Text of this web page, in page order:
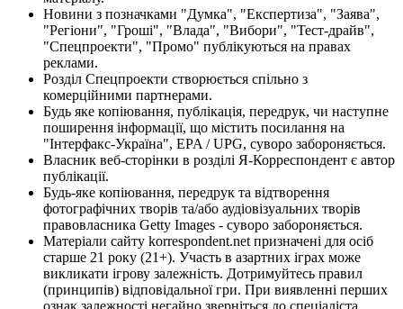
Новини з позначками "Думка", "Експертиза", "Заява",
"Регіони", "Гроші", "Влада", "Вибори", "Тест-драйв",
"Спецпроекти", "Промо" публікуються на правах
реклами.
Розділ Спецпроекти створюється спільно з
комерційними партнерами.
Будь яке копіювання, публікація, передрук, чи наступне
поширення інформації, що містить посилання на
"Інтерфакс-Україна", EPA / UPG, суворо забороняється.
Власник веб-сторінки в розділі Я-Корреспондент є автор
публікації.
Будь-яке копіювання, передрук та відтворення
фотографічних творів та/або аудіовізуальних творів
правовласника Getty Images - суворо забороняється.
Матеріали сайту korrespondent.net призначені для осіб
старше 21 року (21+). Участь в азартних іграх може
викликати ігрову залежність. Дотримуйтесь правил
(принципів) відповідальної гри. При виявленні перших
ознак залежності негайно зверніться до спеціаліста.